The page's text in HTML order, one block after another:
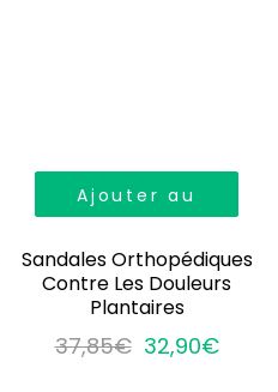
Ajouter au
Sandales Orthopédiques
Contre Les Douleurs
Plantaires
37,85€ 32,90€